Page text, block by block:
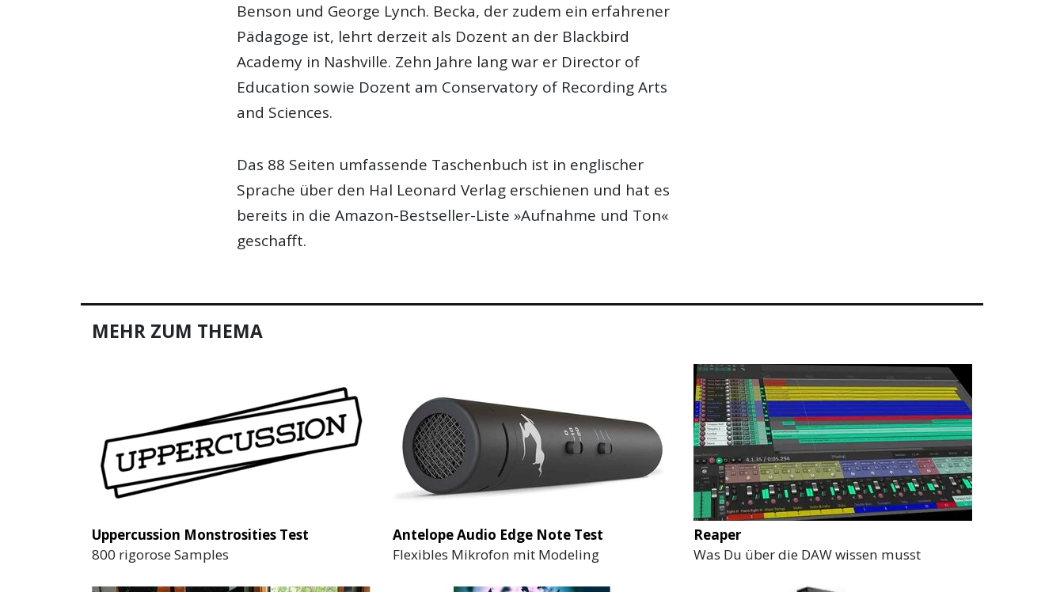
Benson und George Lynch. Becka, der zudem ein erfahrener
Pädagoge ist, lehrt derzeit als Dozent an der Blackbird
Academy in Nashville. Zehn Jahre lang war er Director of
Education sowie Dozent am Conservatory of Recording Arts
and Sciences.
Das 88 Seiten umfassende Taschenbuch ist in englischer
Sprache über den Hal Leonard Verlag erschienen und hat es
bereits in die Amazon-Bestseller-Liste »Aufnahme und Ton«
geschafft.
MEHR ZUM THEMA
Uppercussion Monstrosities Test
800 rigorose Samples
Antelope Audio Edge Note Test
Flexibles Mikrofon mit Modeling
Reaper
Was Du über die DAW wissen musst